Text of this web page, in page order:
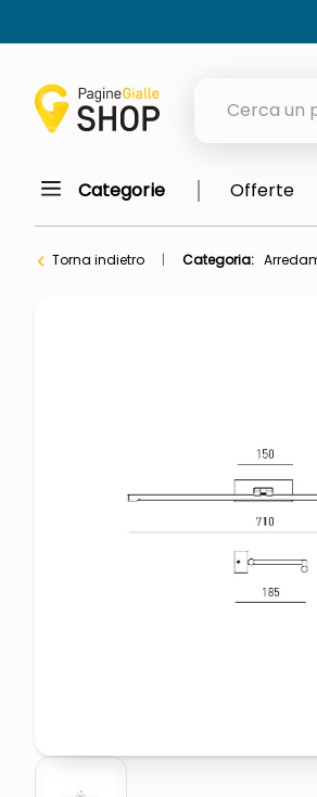
orologio
italia
elenco
Categorie Offerte
Torna indietro Categoria: